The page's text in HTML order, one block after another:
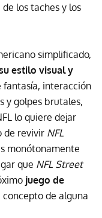
de los taches y los
simplificado,
estilo visual y
fantasía, interacción
y golpes brutales,
lo quiere dejar
de revivir NFL
monótonamente
que NFL Street
juego de
concepto de alguna